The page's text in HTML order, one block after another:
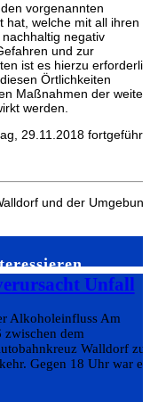
vorgenannten
hat, welche mit all ihren
negativ
und zur
ist es hierzu
Örtlichkeiten
Maßnahmen der
werden.
29.11.2018 fortgeführt.
und der Umgebung
Unfall
Alkoholeinfluss Am
zwischen dem
Walldorf zu
Gegen 18 Uhr war